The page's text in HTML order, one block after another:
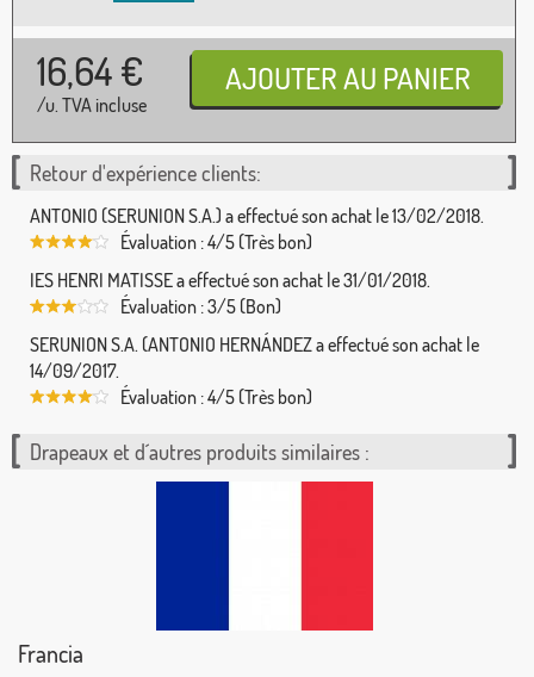
16,64€
/u. TVA incluse
Retour d'expérience clients:
ANTONIO (SERUNION S.A.) a effectué son achat le 13/02/2018.
Évaluation : 4/5 (Très bon)
IES HENRI MATISSE a effectué son achat le 31/01/2018.
Évaluation : 3/5 (Bon)
SERUNION S.A. (ANTONIO HERNÁNDEZ a effectué son achat le
14/09/2017.
Évaluation : 4/5 (Très bon)
Drapeaux et d´autres produits similaires :
Francia